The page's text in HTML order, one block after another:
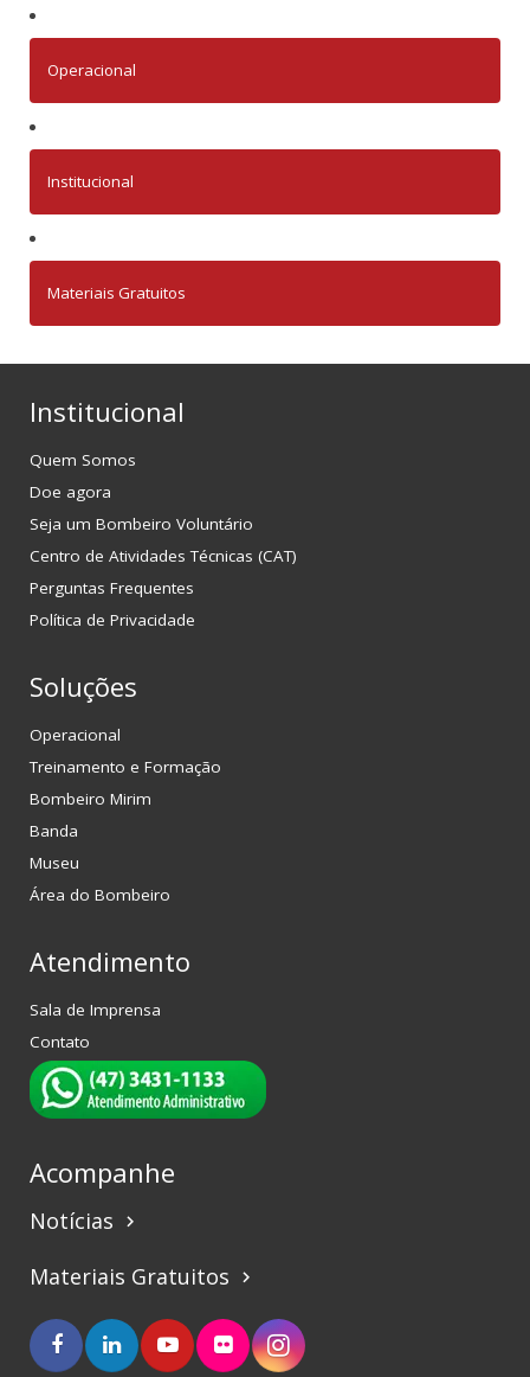
Operacional
Institucional
Materiais Gratuitos
Institucional
Quem Somos
Doe agora
Seja um Bombeiro Voluntário
Centro de Atividades Técnicas (CAT)
Perguntas Frequentes
Política de Privacidade
Soluções
Operacional
Treinamento e Formação
Bombeiro Mirim
Banda
Museu
Área do Bombeiro
Atendimento
Sala de Imprensa
Contato
Acompanhe
Notícias keyboard_arrow_right
Materiais Gratuitos keyboard_arrow_right